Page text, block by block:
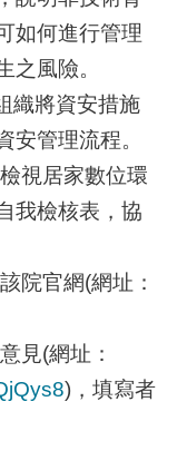
如何進行管理
之風險。
織將資安措施
管理流程。
視居家數位環
我檢核表，協
院官網(網址：
見(網址：
)，填寫者